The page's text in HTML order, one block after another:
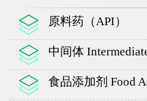
原料药（API）
中间体
食品添加剂 Food